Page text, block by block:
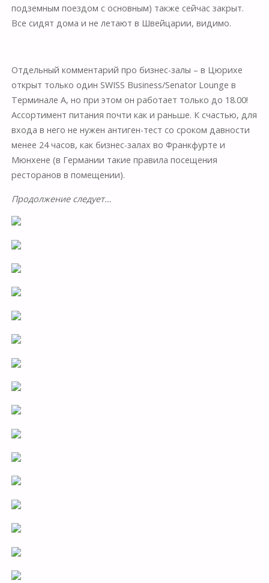
подземным поездом с основным) также сейчас закрыт.
Все сидят дома и не летают в Швейцарии, видимо.
Отдельный комментарий про бизнес-залы – в Цюрихе
открыт только один SWISS Business/Senator Lounge в
Терминале А, но при этом он работает только до 18.00!
Ассортимент питания почти как и раньше. К счастью, для
входа в него не нужен антиген-тест со сроком давности
менее 24 часов, как бизнес-залах во Франкфурте и
Мюнхене (в Германии такие правила посещения
ресторанов в помещении).
Продолжение следует…